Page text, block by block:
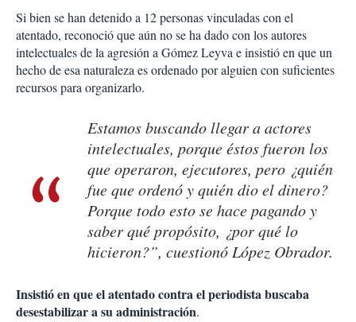
Si bien se han detenido a 12 personas vinculadas con el
atentado, reconoció que aún no se ha dado con los autores
intelectuales de la agresión a Gómez Leyva e insistió en que un
hecho de esa naturaleza es ordenado por alguien con suficientes
recursos para organizarlo.
Estamos buscando llegar a actores
intelectuales, porque éstos fueron los
que operaron, ejecutores, pero ¿quién
fue que ordenó y quién dio el dinero?
Porque todo esto se hace pagando y
saber qué propósito, ¿por qué lo
hicieron?”, cuestionó López Obrador.
Insistió en que el atentado contra el periodista buscaba
desestabilizar a su administración.